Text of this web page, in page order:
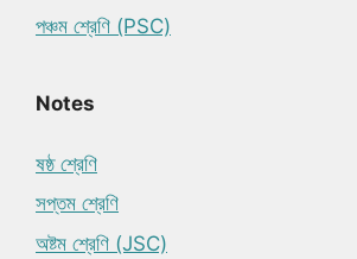
পঞ্চম শ্রেণি (PSC)
Notes
ষষ্ঠ শ্রেণি
সপ্তম শ্রেণি
অষ্টম শ্রেণি (JSC)